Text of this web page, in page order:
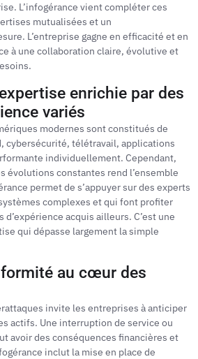
L’infogérance vient compléter ces
mutualisées et un
L’entreprise gagne en efficacité et en
à une collaboration claire, évolutive et
enrichie par des
variés
modernes sont constitués de
cybersécurité, télétravail, applications
individuellement. Cependant,
évolutions constantes rend l’ensemble
permet de s’appuyer sur des experts
complexes et qui font profiter
acquis ailleurs. C’est une
qui dépasse largement la simple
au cœur des
invite les entreprises à anticiper
actifs. Une interruption de service ou
avoir des conséquences financières et
inclut la mise en place de